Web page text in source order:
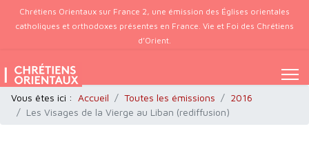
Chrétiens Orientaux sur France 2, une émission des Églises orientales
catholiques et orthodoxes présentes en France. Vie et Foi des Chrétiens
d’Orient.
Vous êtes ici : Accueil Toutes les émissions
2016
Les Visages de la Vierge au Liban (rediffusion)